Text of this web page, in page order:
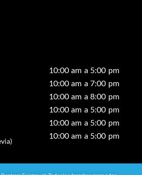
10:00 am a 5:00 pm
10:00 am a 7:00 pm
10:00 am a 8:00 pm
10:00 am a 5:00 pm
10:00 am a 5:00 pm
10:00 am a 5:00 pm